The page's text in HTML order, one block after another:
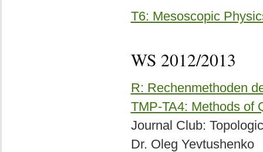
T6: Mesoscopic
WS 2012/2013
R: Rechenmethoden
TMP-TA4: Methods of
Journal Club:
Dr. Oleg Yevtushenko